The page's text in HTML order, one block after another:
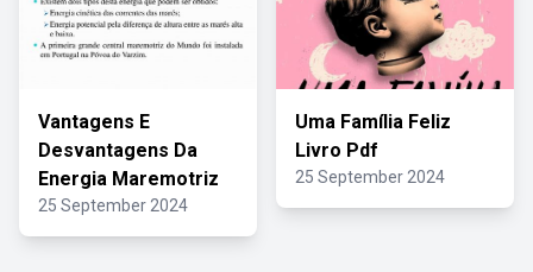
Vantagens E
Desvantagens Da
Energia Maremotriz
25 September 2024
Uma Família Feliz
Livro Pdf
25 September 2024